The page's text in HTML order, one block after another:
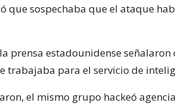
que sospechaba que el ataque
prensa estadounidense
trabajaba para el servicio de
el mismo grupo hackeó